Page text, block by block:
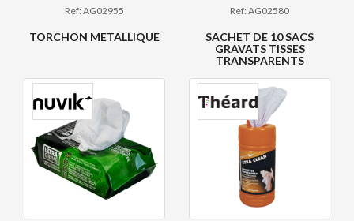
Ref: AG02955
TORCHON METALLIQUE
Ref: AG02580
SACHET DE 10 SACS
GRAVATS TISSES
TRANSPARENTS